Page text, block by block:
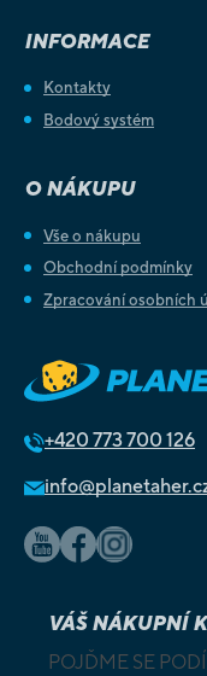
INFORMACE
Kontakty
Bodový systém
O NÁKUPU
Vše o nákupu
Obchodní podmínky
Zpracování osobních
+420 773 700 126
VÁŠ NÁKUPNÍ
POJĎME SE